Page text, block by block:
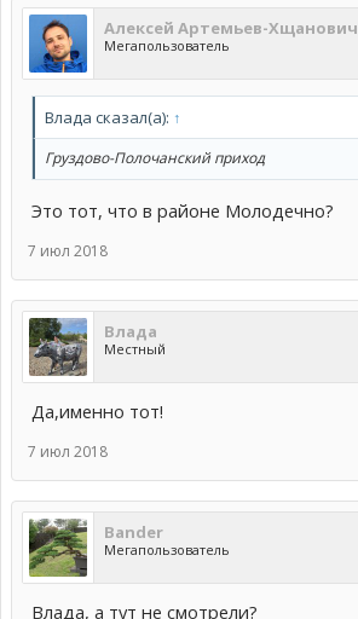
Алексей Артемьев-Хщанович
Мегапользователь
Влада сказал(а): ↑
Груздово-Полочанский приход
Это тот, что в районе Молодечно?
7 июл 2018
Влада
Местный
Да,именно тот!
7 июл 2018
Bander
Мегапользователь
Влада, а тут не смотрели?